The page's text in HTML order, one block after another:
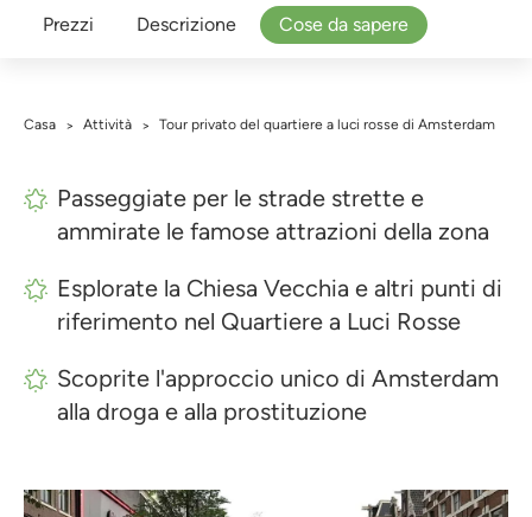
Prezzi Descrizione Cose da sapere
Casa > Attività > Tour privato del quartiere a luci rosse di Amsterdam
Passeggiate per le strade strette e
ammirate le famose attrazioni della zona
Esplorate la Chiesa Vecchia e altri punti di
riferimento nel Quartiere a Luci Rosse
Scoprite l'approccio unico di Amsterdam
alla droga e alla prostituzione